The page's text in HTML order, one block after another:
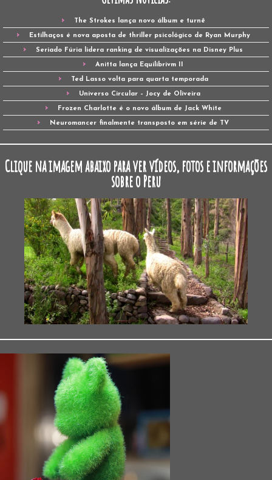
The Strokes lança novo álbum e turnê
Estilhaços é nova aposta de thriller psicológico de Ryan Murphy
Seriado Fúria lidera ranking de visualizações na Disney Plus
Anitta lança Equilibrivm II
Ted Lasso volta para quarta temporada
Universo Circular – Jocy de Oliveira
Frozen Charlotte é o novo álbum de Jack White
Neuromancer finalmente transposto em série de TV
Clique na imagem abaixo para ver vídeos, fotos e informações
sobre o Peru